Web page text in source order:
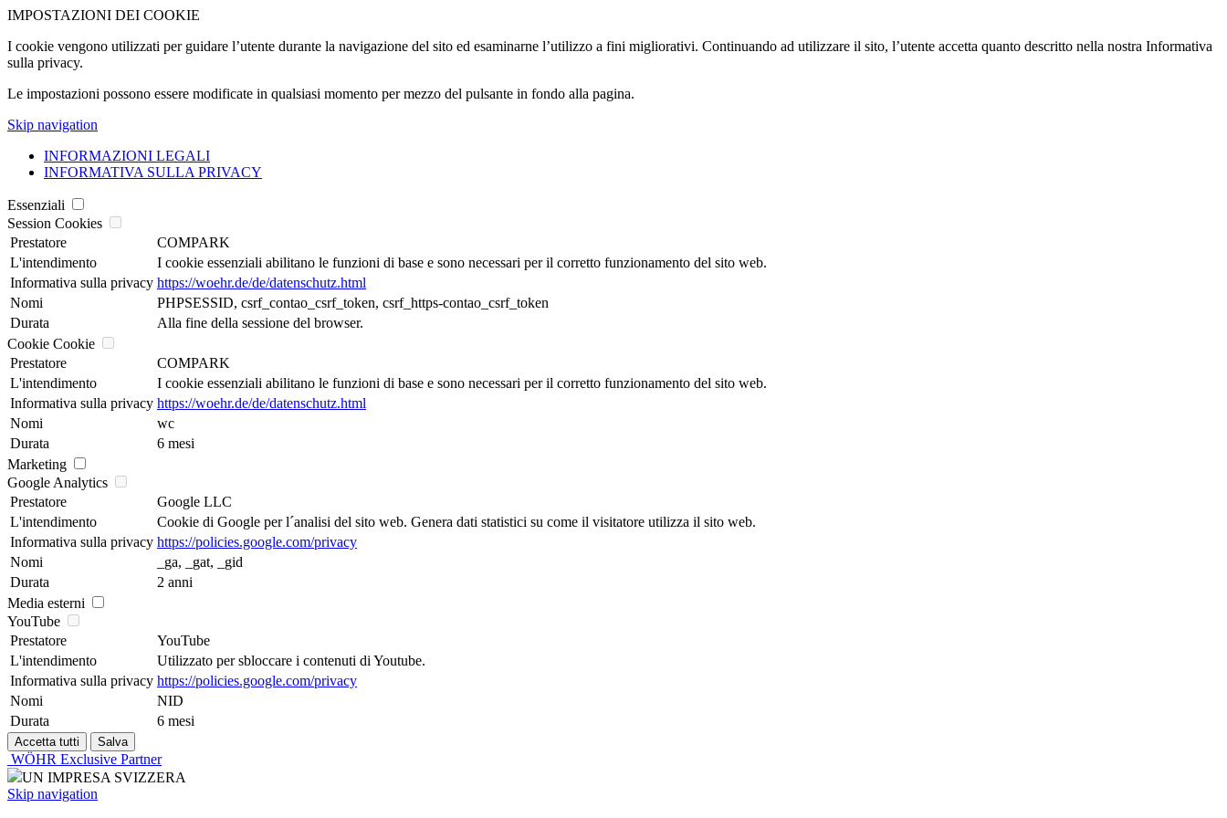
IMPOSTAZIONI DEI COOKIE
I cookie vengono utilizzati per guidare l’utente durante la navigazione del sito ed esaminarne l’utilizzo a fini migliorativi. Continuando ad utilizzare il sito, l’utente accetta quanto descritto nella nostra Informativa
sulla privacy.
Le impostazioni possono essere modificate in qualsiasi momento per mezzo del pulsante in fondo alla pagina.
Skip navigation
INFORMAZIONI LEGALI
INFORMATIVA SULLA PRIVACY
Essenziali
Session Cookies
Prestatore
COMPARK
L'intendimento
I cookie essenziali abilitano le funzioni di base e sono necessari per il corretto funzionamento del sito web.
Informativa sulla privacy https://woehr.de/de/datenschutz.html
Nomi
PHPSESSID, csrf_contao_csrf_token, csrf_https-contao_csrf_token
Durata
Alla fine della sessione del browser.
Cookie Cookie
Prestatore
COMPARK
L'intendimento
I cookie essenziali abilitano le funzioni di base e sono necessari per il corretto funzionamento del sito web.
Informativa sulla privacy https://woehr.de/de/datenschutz.html
Nomi
wc
Durata
6 mesi
Marketing
Google Analytics
Prestatore
Google LLC
L'intendimento
Cookie di Google per l´analisi del sito web. Genera dati statistici su come il visitatore utilizza il sito web.
Informativa sulla privacy https://policies.google.com/privacy
Nomi
_ga, _gat, _gid
Durata
2 anni
Media esterni
YouTube
Prestatore
YouTube
L'intendimento
Utilizzato per sbloccare i contenuti di Youtube.
Informativa sulla privacy https://policies.google.com/privacy
Nomi
NID
Durata
6 mesi
WÖHR Exclusive Partner
UN IMPRESA SVIZZERA
Skip navigation